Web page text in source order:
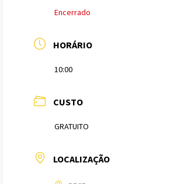
Encerrado
HORÁRIO
10:00
CUSTO
GRATUITO
LOCALIZAÇÃO